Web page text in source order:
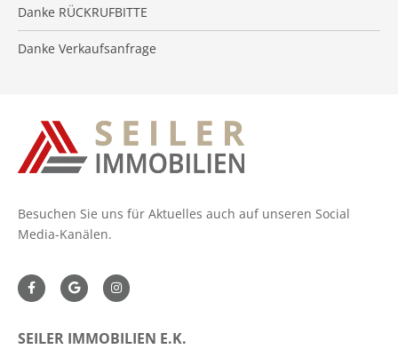
Kooperationspartner
Widerrufsrecht
Danke RÜCKRUFBITTE
Danke Verkaufsanfrage
Besuchen Sie uns für Aktuelles auch auf unseren Social
Media-Kanälen.
SEILER IMMOBILIEN E.K.